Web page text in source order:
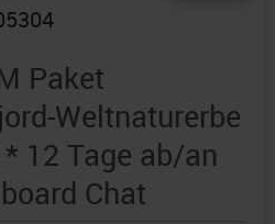
Paket
Weltnaturerbe
12 Tage ab/an
Chat